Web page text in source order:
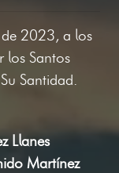
2023, a los
los Santos
Santidad.
Llanes
Martínez